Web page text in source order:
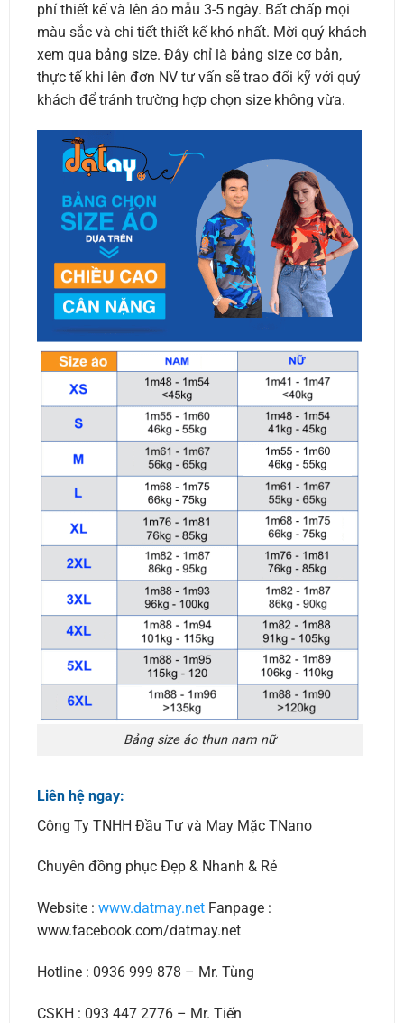
phí thiết kế và lên áo mẫu 3-5 ngày. Bất chấp mọi
màu sắc và chi tiết thiết kế khó nhất. Mời quý khách
xem qua bảng size. Đây chỉ là bảng size cơ bản,
thực tế khi lên đơn NV tư vấn sẽ trao đổi kỹ với quý
khách để tránh trường hợp chọn size không vừa.
Bảng size áo thun nam nữ
Liên hệ ngay:
Công Ty TNHH Đầu Tư và May Mặc TNano
Chuyên đồng phục Đẹp & Nhanh & Rẻ
Website : www.datmay.netFanpage :
www.facebook.com/datmay.net
Hotline : 0936 999 878 – Mr. Tùng
CSKH : 093 447 2776 – Mr. Tiến